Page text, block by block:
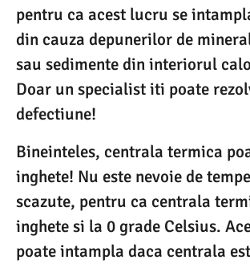
pentru ca acest lucru se
din cauza depunerilor de
sau sedimente din interiorul
Doar un specialist iti poate
defectiune!
Bineinteles, centrala termica
inghete! Nu este nevoie de
scazute, pentru ca centrala
inghete si la 0 grade Celsius.
poate intampla daca centrala